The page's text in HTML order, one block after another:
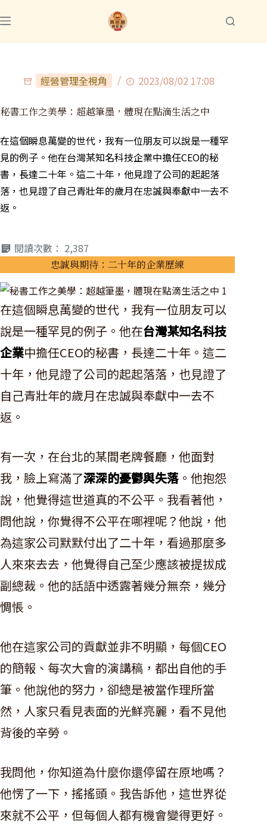
經營管理全視角 2023/08/02 17:08
秘書工作之美學：超越筆墨，體現在點滴生活之中
在這個瞬息萬變的世代，我有一位朋友可以說是一種罕
見的例子。他在台灣某知名科技企業中擔任CEO的秘
書，長達二十年。這二十年，他見證了公司的起起落
落，也見證了自己青壯年的歲月在忠誠與奉獻中一去不
返。
閱讀次數： 2,387
忠誠與期待：二十年的企業歷練
在這個瞬息萬變的世代，我有一位朋友可以
說是一種罕見的例子。他在台灣某知名科技
企業中擔任CEO的秘書，長達二十年。這二
十年，他見證了公司的起起落落，也見證了
自己青壯年的歲月在忠誠與奉獻中一去不
返。
有一次，在台北的某間老牌餐廳，他面對
我，臉上寫滿了深深的憂鬱與失落 。他抱怨
說，他覺得這世道真的不公平。我看著他，
問他說，你覺得不公平在哪裡呢？他說，他
為這家公司默默付出了二十年，看過那麼多
人來來去去，他覺得自己至少應該被提拔成
副總裁。他的話語中透露著幾分無奈，幾分
惆悵。
他在這家公司的貢獻並非不明顯，每個CEO
的簡報、每次大會的演講稿，都出自他的手
筆。他說他的努力，卻總是被當作理所當
然，人家只看見表面的光鮮亮麗，看不見他
背後的辛勞。
我問他，你知道為什麼你還停留在原地嗎？
他愣了一下，搖搖頭。我告訴他，這世界從
來就不公平，但每個人都有機會變得更好。